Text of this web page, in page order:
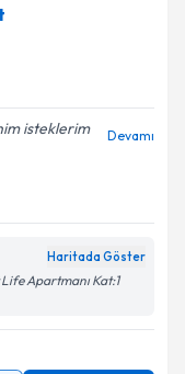
isteklerim
Devamı
Haritada Göster
Apartmanı Kat:1